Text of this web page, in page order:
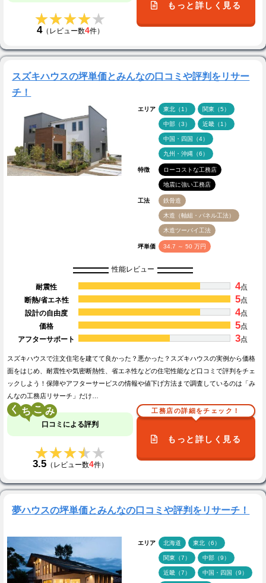
★★★★★
★★★★★
4（レビュー数4件）
もっと詳しく見る
スズキハウスの坪単価とみんなの口コミや評判をリサー
チ！
エリア 東北（1） 関東（5）
中部（3） 近畿（1）
中国・四国（4）
九州・沖縄（6）
特徴 ローコストな工務店
地震に強い工務店
工法 鉄骨造
木造（軸組・パネル工法）
木造ツーバイ工法
坪単価 34.7 ～ 50 万円
性能レビュー
耐震性 4点
断熱/省エネ性
5点
設計の自由度
4点
価格
5点
アフターサポート
3点
スズキハウスで注文住宅を建てて良かった？悪かった？スズキハウスの実例から価格
面をはじめ、耐震性や気密断熱性、省エネ性などの住宅性能など口コミで評判をチェ
ックしよう！保障やアフターサービスの情報や値下げ方法まで調査しているのは「み
んなの工務店リサーチ」だけ…
く こ
口コミによる評判
★★★★★
★★★★★
3.5（レビュー数4件）
工務店の詳細をチェック！
もっと詳しく見る
夢ハウスの坪単価とみんなの口コミや評判をリサーチ！
エリア 北海道 東北（6）
関東（7） 中部（9）
近畿（7） 中国・四国（9）